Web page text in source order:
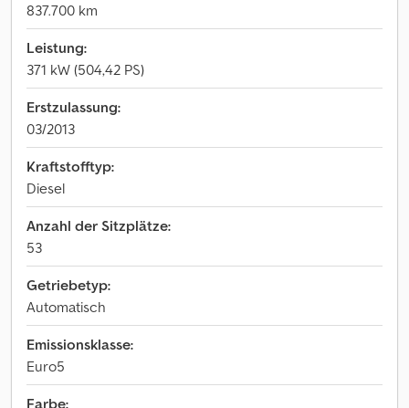
837.700 km
Leistung:
371 kW (504,42 PS)
Erstzulassung:
03/2013
Kraftstofftyp:
Diesel
Anzahl der Sitzplätze:
53
Getriebetyp:
Automatisch
Emissionsklasse:
Euro5
Farbe: